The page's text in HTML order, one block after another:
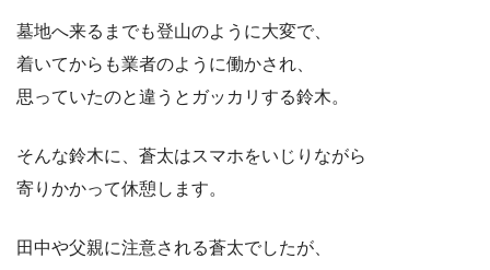
墓地へ来るまでも登山のように大変で、
着いてからも業者のように働かされ、
思っていたのと違うとガッカリする鈴木。
そんな鈴木に、蒼太はスマホをいじりながら
寄りかかって休憩します。
田中や父親に注意される蒼太でしたが、